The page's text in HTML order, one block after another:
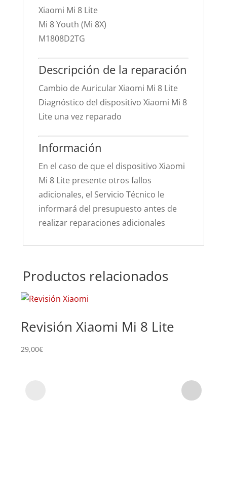
Xiaomi Mi 8 Lite
Mi 8 Youth (Mi 8X)
M1808D2TG
Descripción de la reparación
Cambio de Auricular Xiaomi Mi 8 Lite
Diagnóstico del dispositivo Xiaomi Mi 8
Lite una vez reparado
Información
En el caso de que el dispositivo Xiaomi
Mi 8 Lite presente otros fallos
adicionales, el Servicio Técnico le
informará del presupuesto antes de
realizar reparaciones adicionales
Productos relacionados
Revisión Xiaomi Mi 8 Lite
29,00€